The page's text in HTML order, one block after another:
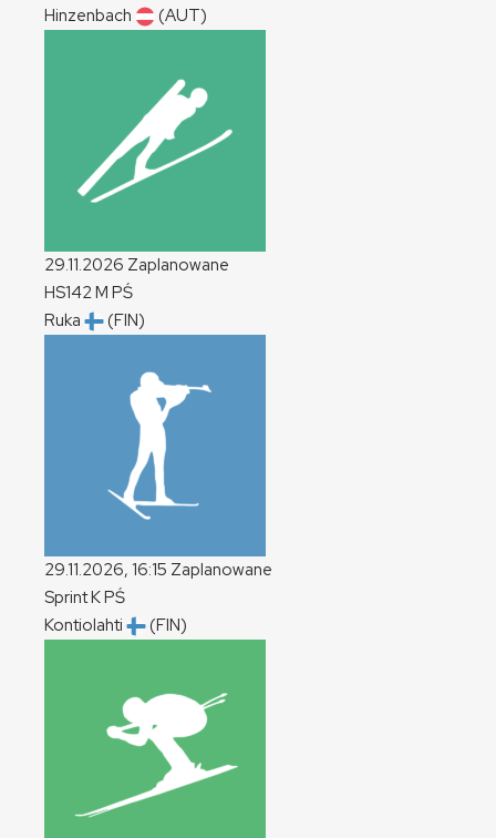
Hinzenbach
(AUT)
29.11.2026 Zaplanowane
HS142M PŚ
Ruka
(FIN)
29.11.2026, 16:15 Zaplanowane
SprintKPŚ
Kontiolahti
(FIN)